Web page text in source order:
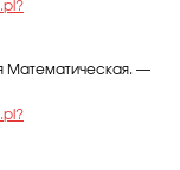
Математическая. —